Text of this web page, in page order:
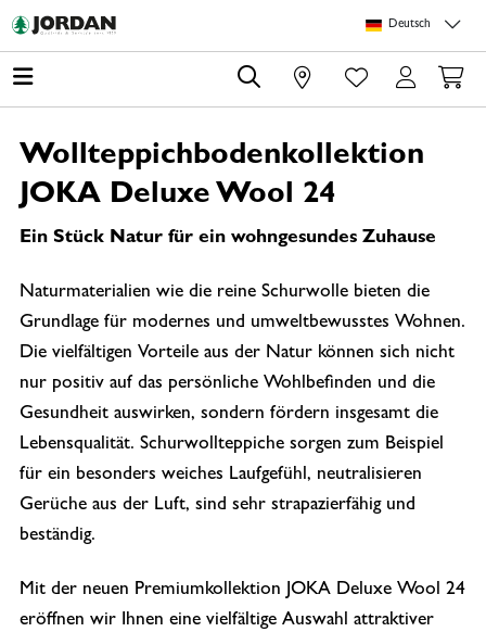
Deutsch
0
Wollteppichbodenkollektion
JOKA Deluxe Wool 24
Ein Stück Natur für ein wohngesundes Zuhause
Naturmaterialien wie die reine Schurwolle bieten die
Grundlage für modernes und umweltbewusstes Wohnen.
Die vielfältigen Vorteile aus der Natur können sich nicht
nur positiv auf das persönliche Wohlbefinden und die
Gesundheit auswirken, sondern fördern insgesamt die
Lebensqualität. Schurwollteppiche sorgen zum Beispiel
für ein besonders weiches Laufgefühl, neutralisieren
Gerüche aus der Luft, sind sehr strapazierfähig und
beständig.
Mit der neuen Premiumkollektion JOKA Deluxe Wool 24
eröffnen wir Ihnen eine vielfältige Auswahl attraktiver